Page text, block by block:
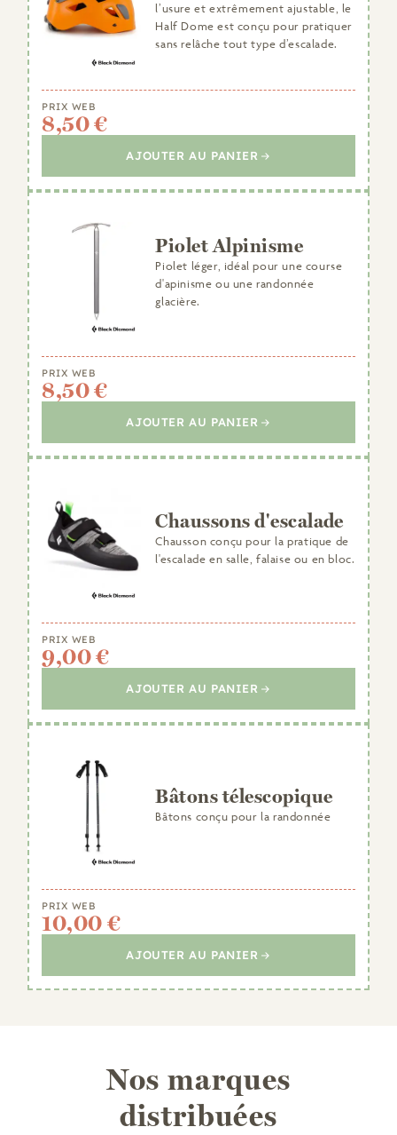
l’usure et extrêmement ajustable, le
Half Dome est conçu pour pratiquer
sans relâche tout type d’escalade.
PRIX WEB
8,50 €
AJOUTER AU PANIER
Piolet Alpinisme
Piolet léger, idéal pour une course
d'apinisme ou une randonnée
glacière.
PRIX WEB
8,50 €
AJOUTER AU PANIER
Chaussons d'escalade
Chausson conçu pour la pratique de
l'escalade en salle, falaise ou en bloc.
PRIX WEB
9,00 €
AJOUTER AU PANIER
Bâtons télescopique
Bâtons conçu pour la randonnée
PRIX WEB
10,00 €
AJOUTER AU PANIER
Nos marques
distribuées